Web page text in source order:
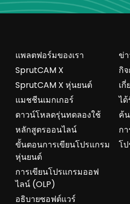
ข่
กิ
เกี่
ไ
ค้
ก
โ
แพลตฟอร์มของเรา
SprutCAM X
SprutCAM X หุ่นยนต์
แมชชีนเมกเกอร์
ดาวน์โหลดรุ่นทดลองใช้
หลักสูตรออนไลน์
ขั้นตอนการเขียนโปรแกรม
หุ่นยนต์
การเขียนโปรแกรมออฟ
ไลน์ (OLP)
อธิบายซอฟต์แวร์